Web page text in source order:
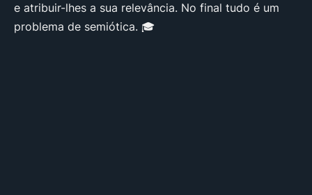
e atribuir-lhes a sua relevância. No final tudo é um
problema de semiótica. 🎓